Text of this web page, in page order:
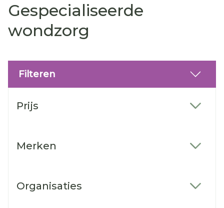
Gespecialiseerde
wondzorg
Filteren
Prijs
Merken
Organisaties